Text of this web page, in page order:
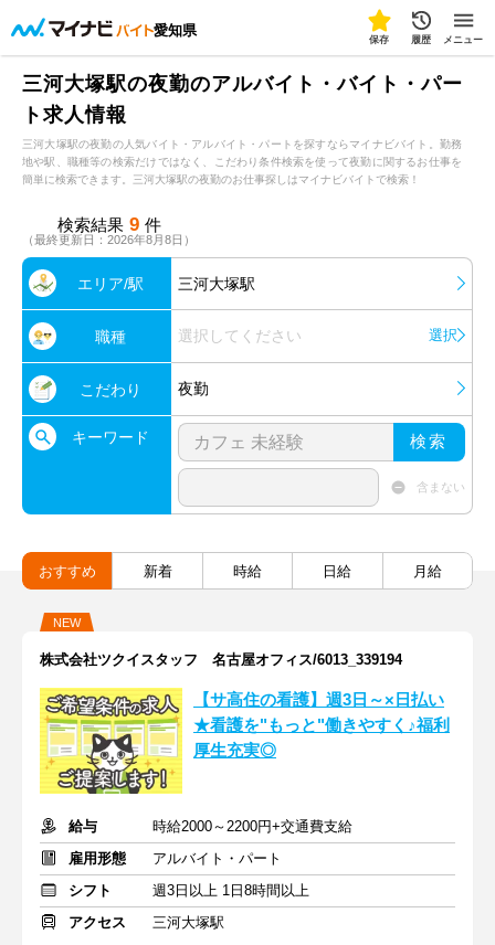
愛知県
保存 履歴 メニュー
三河大塚駅の夜勤のアルバイト・バイト・パー
ト求人情報
三河大塚駅の夜勤の人気バイト・アルバイト・パートを探すならマイナビバイト。勤務
地や駅、職種等の検索だけではなく、こだわり条件検索を使って夜勤に関するお仕事を
簡単に検索できます。三河大塚駅の夜勤のお仕事探しはマイナビバイトで検索！
検索結果 9 件
（最終更新日：2026年8月8日）
エリア/駅 三河大塚駅
職種 選択してください 選択
こだわり 夜勤
キーワード 検索
含まない
おすすめ 新着 時給 日給 月給
NEW
株式会社ツクイスタッフ 名古屋オフィス/6013_339194
【サ高住の看護】週3日～×日払い
★看護を"もっと"働きやすく♪福利
厚生充実◎
給与
時給2000～2200円+交通費支給
雇用形態
アルバイト・パート
シフト
週3日以上 1日8時間以上
アクセス
三河大塚駅